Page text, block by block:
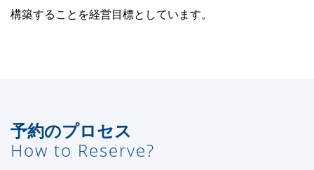
構築することを経営目標としています。
予約のプロセス
How to Reserve?